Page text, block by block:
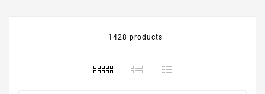
1428 products